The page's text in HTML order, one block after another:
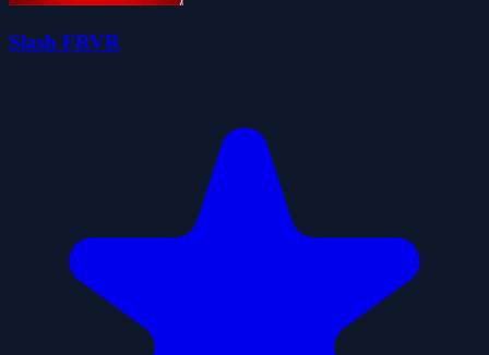
Slash FRVR